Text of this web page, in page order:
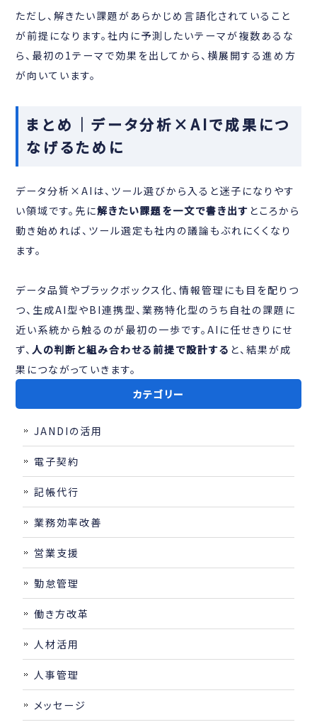
ただし、解きたい課題があらかじめ言語化されていること
が前提になります。社内に予測したいテーマが複数あるな
ら、最初の1テーマで効果を出してから、横展開する進め方
が向いています。
まとめ｜データ分析×AIで成果につ
なげるために
データ分析×AIは、ツール選びから入ると迷子になりやす
い領域です。先に解きたい課題を一文で書き出す ところから
動き始めれば、ツール選定も社内の議論もぶれにくくなり
ます。
データ品質やブラックボックス化、情報管理にも目を配りつ
つ、生成AI型やBI連携型、業務特化型のうち自社の課題に
近い系統から触るのが最初の一歩です。AIに任せきりにせ
ず、 人の判断と組み合わせる前提で設計する と、結果が成
果につながっていきます。
カテゴリー
JANDIの活用
電子契約
記帳代行
業務効率改善
営業支援
勤怠管理
働き方改革
人材活用
人事管理
メッセージ